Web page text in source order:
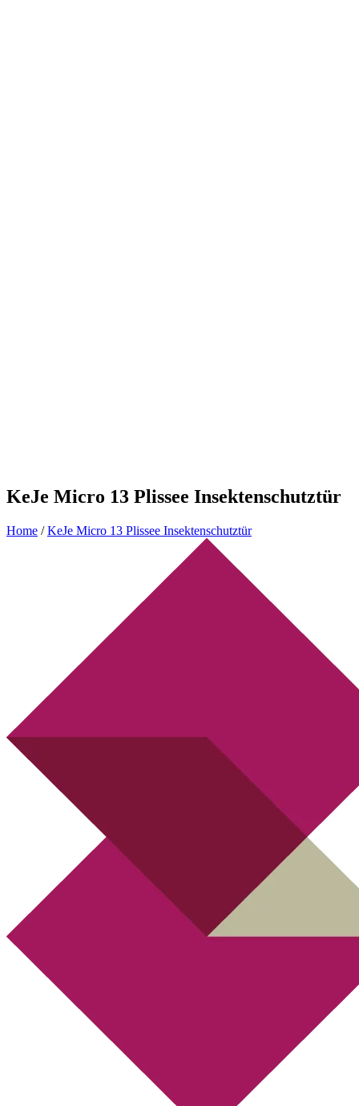
KeJe Micro 13 Plissee Insektenschutztür
Home / KeJe Micro 13 Plissee Insektenschutztür